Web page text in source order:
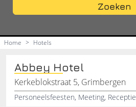
Zoeken
Home > Hotels
Abbey Hotel
Kerkeblokstraat 5, Grimbergen